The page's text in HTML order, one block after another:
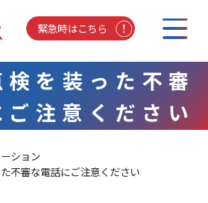
緊急時はこちら
検を装った不審
注意ください
ション
不審な電話にご注意ください